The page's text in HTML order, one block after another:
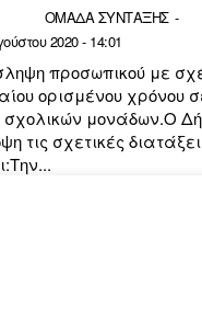
ΟΜΑΔΑ ΣΥΝΤΑΞΗΣ -
2020 - 14:01
προσωπικού με
ορισμένου χρόνου
μονάδων.Ο
τις σχετικές